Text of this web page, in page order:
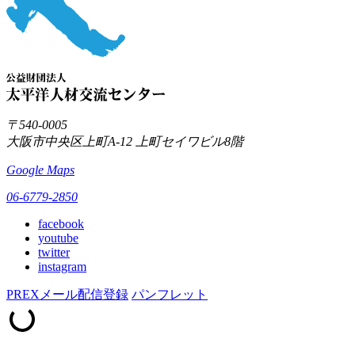
〒540-0005
大阪市中央区上町A-12
上町セイワビル8階
Google Maps
06-6779-2850
facebook
youtube
twitter
instagram
PREXメール配信登録 パンフレット